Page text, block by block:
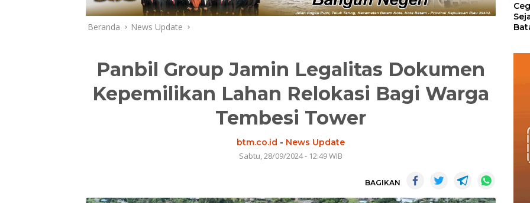
Beranda News Update
Panbil Group Jamin Legalitas Dokumen
Kepemilikan Lahan Relokasi Bagi Warga
Tembesi Tower
btm.co.id - News Update
Sabtu, 28/09/2024 - 12:49 WIB
BAGIKAN